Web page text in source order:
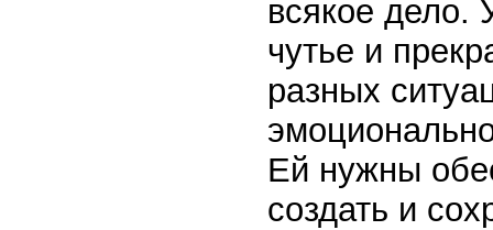
всякое дело.
чутье и
разных
Ей нужны
создать и